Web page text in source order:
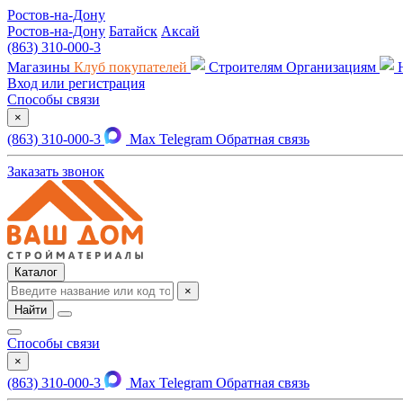
Ростов-на-Дону
Ростов-на-Дону Батайск Аксай
(863) 310-000-3
Магазины Клуб покупателей Строителям Организациям
Вход или регистрация
Способы связи
×
(863) 310-000-3 Max Telegram Обратная связь
Заказать звонок
Каталог
×
Найти
Способы связи
×
(863) 310-000-3 Max Telegram Обратная связь